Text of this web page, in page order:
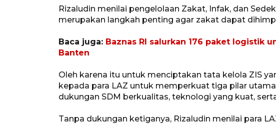
Rizaludin menilai pengelolaan Zakat, Infak, dan
merupakan langkah penting agar zakat dapat
Baca juga: Baznas RI salurkan 176 paket logistik
Banten
Oleh karena itu untuk menciptakan tata kelola ZIS
kepada para LAZ untuk memperkuat tiga pilar
dukungan SDM berkualitas, teknologi yang kuat,
Tanpa dukungan ketiganya, Rizaludin menilai para